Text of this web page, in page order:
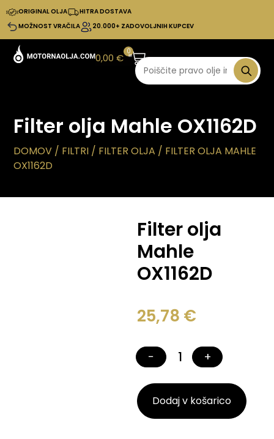
ORIGINAL OLJA
HITRA DOSTAVA
MOŽNOST VRAČILA
20.000+ ZADOVOLJNIH KUPCEV
0,00€
0
Filter olja Mahle OX1162D
DOMOV / FILTRI / FILTER OLJA / FILTER OLJA MAHLE
OX1162D
Filter olja
Mahle
OX1162D
25,78 €
− +
Dodaj v košarico